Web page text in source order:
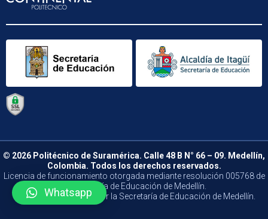
© 2026 Politécnico de Suramérica. Calle 48 B N° 66 – 09. Medellín,
Colombia. Todos los derechos reservados.
Licencia de funcionamiento otorgada mediante resolución 005768 de
la Secretaría de Educación de Medellín.
Vigilado y Controlado por la Secretaría de Educación de Medellín.
Whatsapp